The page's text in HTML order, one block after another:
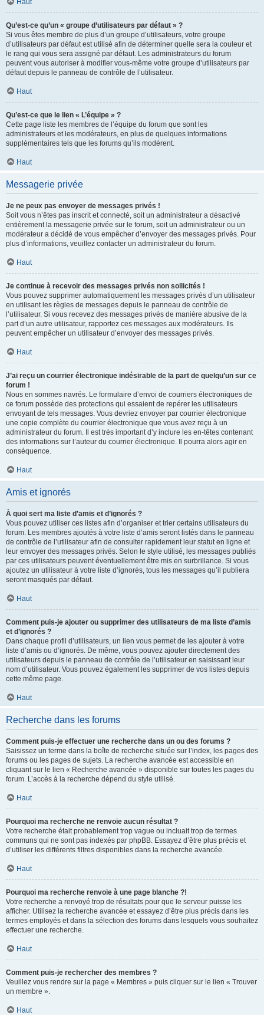
Haut
Qu’est-ce qu’un « groupe d’utilisateurs par défaut » ?
Si vous êtes membre de plus d’un groupe d’utilisateurs, votre groupe
d’utilisateurs par défaut est utilisé afin de déterminer quelle sera la couleur et
le rang qui vous sera assigné par défaut. Les administrateurs du forum
peuvent vous autoriser à modifier vous-même votre groupe d’utilisateurs par
défaut depuis le panneau de contrôle de l’utilisateur.
Haut
Qu’est-ce que le lien « L’équipe » ?
Cette page liste les membres de l’équipe du forum que sont les
administrateurs et les modérateurs, en plus de quelques informations
supplémentaires tels que les forums qu’ils modèrent.
Haut
Messagerie privée
Je ne peux pas envoyer de messages privés !
Soit vous n’êtes pas inscrit et connecté, soit un administrateur a désactivé
entièrement la messagerie privée sur le forum, soit un administrateur ou un
modérateur a décidé de vous empêcher d’envoyer des messages privés. Pour
plus d’informations, veuillez contacter un administrateur du forum.
Haut
Je continue à recevoir des messages privés non sollicités !
Vous pouvez supprimer automatiquement les messages privés d’un utilisateur
en utilisant les règles de messages depuis le panneau de contrôle de
l’utilisateur. Si vous recevez des messages privés de manière abusive de la
part d’un autre utilisateur, rapportez ces messages aux modérateurs. Ils
peuvent empêcher un utilisateur d’envoyer des messages privés.
Haut
J’ai reçu un courrier électronique indésirable de la part de quelqu’un sur ce
forum !
Nous en sommes navrés. Le formulaire d’envoi de courriers électroniques de
ce forum possède des protections qui essaient de repérer les utilisateurs
envoyant de tels messages. Vous devriez envoyer par courrier électronique
une copie complète du courrier électronique que vous avez reçu à un
administrateur du forum. Il est très important d’y inclure les en-têtes contenant
des informations sur l’auteur du courrier électronique. Il pourra alors agir en
conséquence.
Haut
Amis et ignorés
À quoi sert ma liste d’amis et d’ignorés ?
Vous pouvez utiliser ces listes afin d’organiser et trier certains utilisateurs du
forum. Les membres ajoutés à votre liste d’amis seront listés dans le panneau
de contrôle de l’utilisateur afin de consulter rapidement leur statut en ligne et
leur envoyer des messages privés. Selon le style utilisé, les messages publiés
par ces utilisateurs peuvent éventuellement être mis en surbrillance. Si vous
ajoutez un utilisateur à votre liste d’ignorés, tous les messages qu’il publiera
seront masqués par défaut.
Haut
Comment puis-je ajouter ou supprimer des utilisateurs de ma liste d’amis
et d’ignorés ?
Dans chaque profil d’utilisateurs, un lien vous permet de les ajouter à votre
liste d’amis ou d’ignorés. De même, vous pouvez ajouter directement des
utilisateurs depuis le panneau de contrôle de l’utilisateur en saisissant leur
nom d’utilisateur. Vous pouvez également les supprimer de vos listes depuis
cette même page.
Haut
Recherche dans les forums
Comment puis-je effectuer une recherche dans un ou des forums ?
Saisissez un terme dans la boîte de recherche située sur l’index, les pages des
forums ou les pages de sujets. La recherche avancée est accessible en
cliquant sur le lien « Recherche avancée » disponible sur toutes les pages du
forum. L’accès à la recherche dépend du style utilisé.
Haut
Pourquoi ma recherche ne renvoie aucun résultat ?
Votre recherche était probablement trop vague ou incluait trop de termes
communs qui ne sont pas indexés par phpBB. Essayez d’être plus précis et
d’utiliser les différents filtres disponibles dans la recherche avancée.
Haut
Pourquoi ma recherche renvoie à une page blanche ?!
Votre recherche a renvoyé trop de résultats pour que le serveur puisse les
afficher. Utilisez la recherche avancée et essayez d’être plus précis dans les
termes employés et dans la sélection des forums dans lesquels vous souhaitez
effectuer une recherche.
Haut
Comment puis-je rechercher des membres ?
Veuillez vous rendre sur la page « Membres » puis cliquer sur le lien « Trouver
un membre ».
Haut